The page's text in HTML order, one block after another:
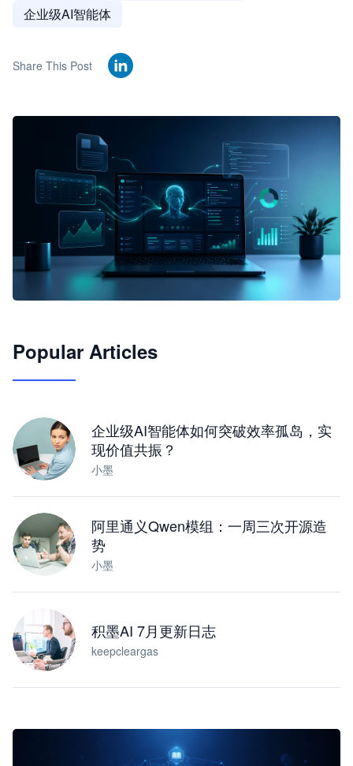
企业级AI智能体
Share This Post
JimoClaw 桌面 AI Agent 工作台
Popular Articles
企业级AI智能体如何突破效率孤岛，实
现价值共振？
小墨
阿里通义Qwen模组：一周三次开源造
势
小墨
积墨AI 7月更新日志
keepcleargas